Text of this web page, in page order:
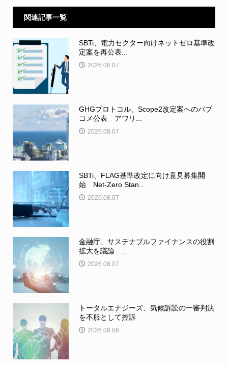
関連記事一覧
SBTi、電力セクター向けネットゼロ基準改
定案を再公表...
2026.08.07
GHGプロトコル、Scope2改定案へのパブ
コメ公表 アワリ...
2026.08.07
SBTi、FLAG基準改定に向け意見募集開
始 Net-Zero Stan...
2026.08.07
金融庁、サステナブルファイナンスの役割
拡大を議論 ...
2026.08.07
トータルエナジーズ、気候訴訟の一審判決
を不服として控訴
2026.08.06